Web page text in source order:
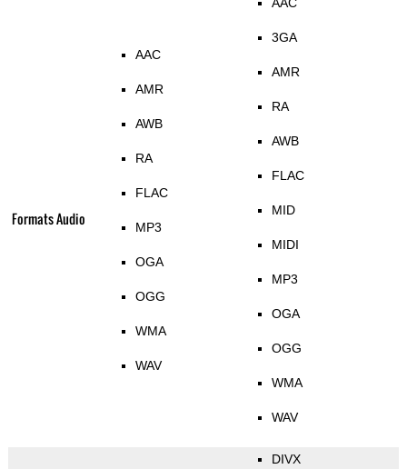
Formats Audio
AAC
AMR
AWB
RA
FLAC
MP3
OGA
OGG
WMA
WAV
3GA
AMR
RA
AWB
FLAC
MID
MIDI
MP3
OGA
OGG
WMA
WAV
DIVX